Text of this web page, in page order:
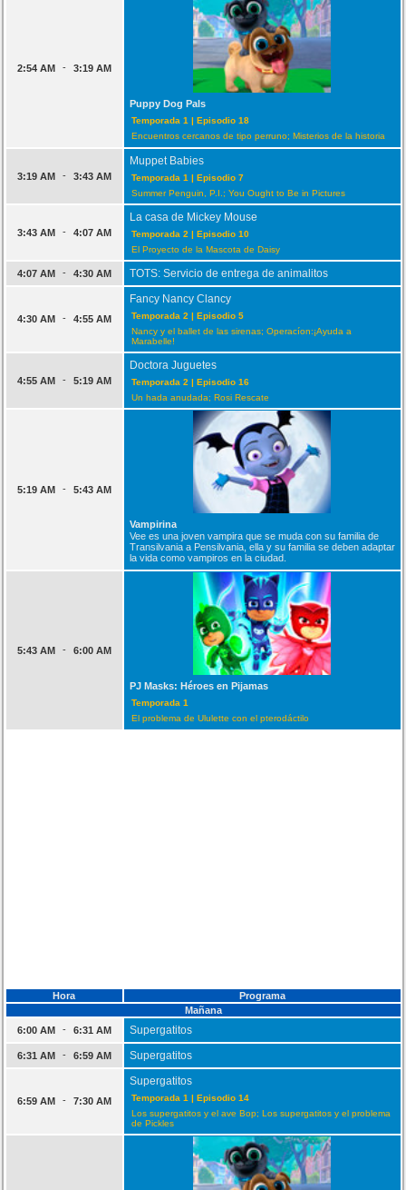
2:54 AM - 3:19 AM
Puppy Dog Pals
Temporada 1 | Episodio 18
Encuentros cercanos de tipo perruno; Misterios de la historia
3:19 AM - 3:43 AM
Muppet Babies
Temporada 1 | Episodio 7
Summer Penguin, P.I.; You Ought to Be in Pictures
3:43 AM - 4:07 AM
La casa de Mickey Mouse
Temporada 2 | Episodio 10
El Proyecto de la Mascota de Daisy
4:07 AM - 4:30 AM TOTS: Servicio de entrega de animalitos
4:30 AM - 4:55 AM
Fancy Nancy Clancy
Temporada 2 | Episodio 5
Nancy y el ballet de las sirenas; Operacíon:¡Ayuda a
Marabelle!
4:55 AM - 5:19 AM
Doctora Juguetes
Temporada 2 | Episodio 16
Un hada anudada; Rosi Rescate
5:19 AM - 5:43 AM
Vampirina
Vee es una joven vampira que se muda con su familia de
Transilvania a Pensilvania, ella y su familia se deben adaptar
la vida como vampiros en la ciudad.
5:43 AM - 6:00 AM
PJ Masks: Héroes en Pijamas
Temporada 1
El problema de Ululette con el pterodáctilo
Hora
Programa
Mañana
6:00 AM
- 6:31 AM Supergatitos
6:31 AM - 6:59 AM Supergatitos
6:59 AM - 7:30 AM
Supergatitos
Temporada 1 | Episodio 14
Los supergatitos y el ave Bop; Los supergatitos y el problema
de Pickles